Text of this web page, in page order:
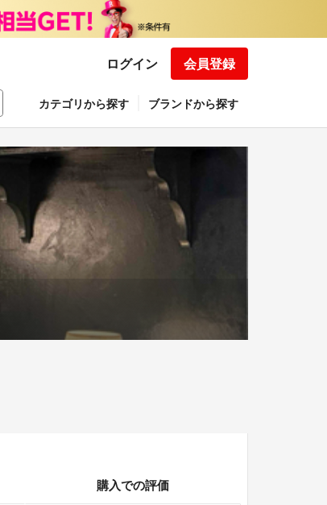
ログイン 会員登録
カテゴリから探す ブランドから探す
購入での評価